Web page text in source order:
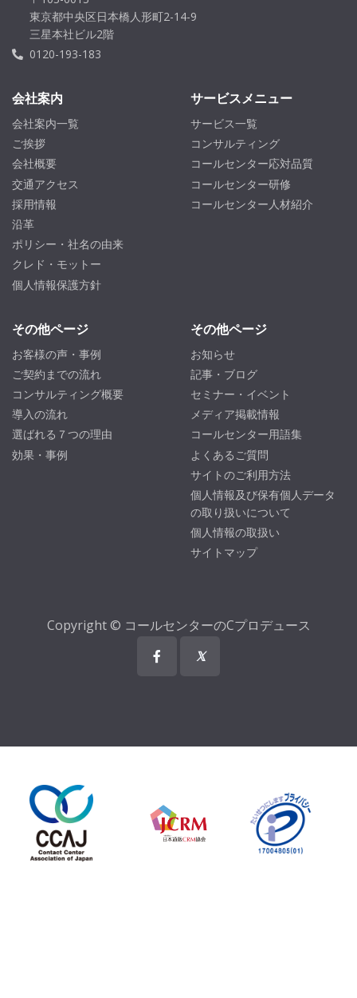
東京都中央区日本橋人形町2-14-9
三星本社ビル2階
0120-193-183
会社案内
会社案内一覧
ご挨拶
会社概要
交通アクセス
採用情報
沿革
ポリシー・社名の由来
クレド・モットー
個人情報保護方針
サービスメニュー
サービス一覧
コンサルティング
コールセンター応対品質
コールセンター研修
コールセンター人材紹介
その他ページ
お客様の声・事例
ご契約までの流れ
コンサルティング概要
導入の流れ
選ばれる７つの理由
効果・事例
その他ページ
お知らせ
記事・ブログ
セミナー・イベント
メディア掲載情報
コールセンター用語集
よくあるご質問
サイトのご利用方法
個人情報及び保有個人データ
の取り扱いについて
個人情報の取扱い
サイトマップ
Copyright © コールセンターのCプロデュース